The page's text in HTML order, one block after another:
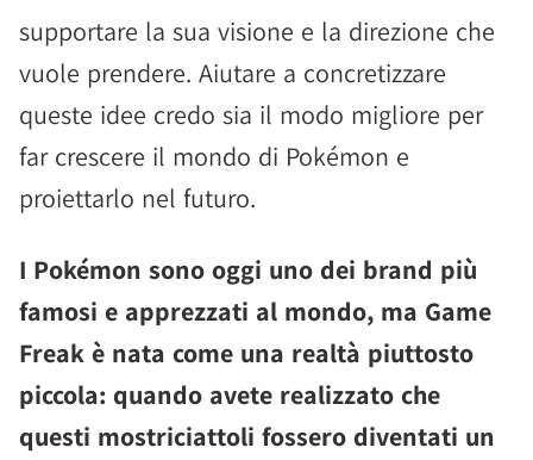
supportare la sua visione e la direzione che
vuole prendere. Aiutare a concretizzare
queste idee credo sia il modo migliore per
far crescere il mondo di Pokémon e
proiettarlo nel futuro.
I Pokémon sono oggi uno dei brand più
famosi e apprezzati al mondo, ma Game
Freak è nata come una realtà piuttosto
piccola: quando avete realizzato che
questi mostriciattoli fossero diventati un